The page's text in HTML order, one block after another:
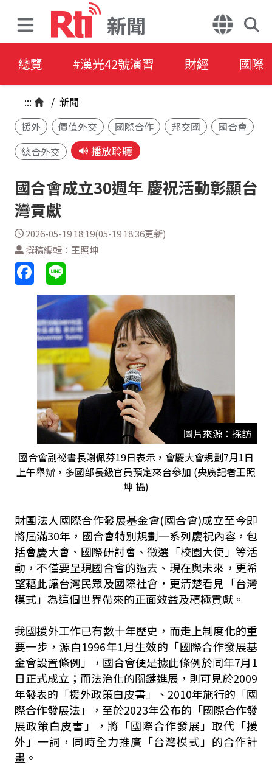
新聞
總覽 #漢光42號演習 財經 國際
::: / 新聞
援外
價值外交 國際合作 邦交國
國合會
總合外交
播放聆聽
國合會成立30週年 慶祝活動彰顯台
灣貢獻
2026-05-19 18:19(05-19 18:36更新)
撰稿編輯：王照坤
圖片來源：採訪
國合會副祕書長謝佩芬19日表示，會慶大會規劃7月1日
上午舉辦，多國部長級官員預定來台參加 (央廣記者王照
坤 攝)
財團法人國際合作發展基金會(國合會)成立至今即
將屆滿30年，國合會特別規劃一系列慶祝內容，包
括會慶大會、國際研討會、徵選「校園大使」等活
動，不僅要呈現國合會的過去、現在與未來，更希
望藉此讓台灣民眾及國際社會，更清楚看見「台灣
模式」為這個世界帶來的正面效益及積極貢獻。
我國援外工作已有數十年歷史，而走上制度化的重
要一步，源自1996年1月生效的「國際合作發展基
金會設置條例」，國合會便是據此條例於同年7月1
日正式成立；而法治化的關鍵進展，則可見於2009
年發表的「援外政策白皮書」、2010年施行的「國
際合作發展法」，至於2023年公布的「國際合作發
展政策白皮書」，將「國際合作發展」取代「援
外」一詞，同時全力推廣「台灣模式」的合作計
畫。